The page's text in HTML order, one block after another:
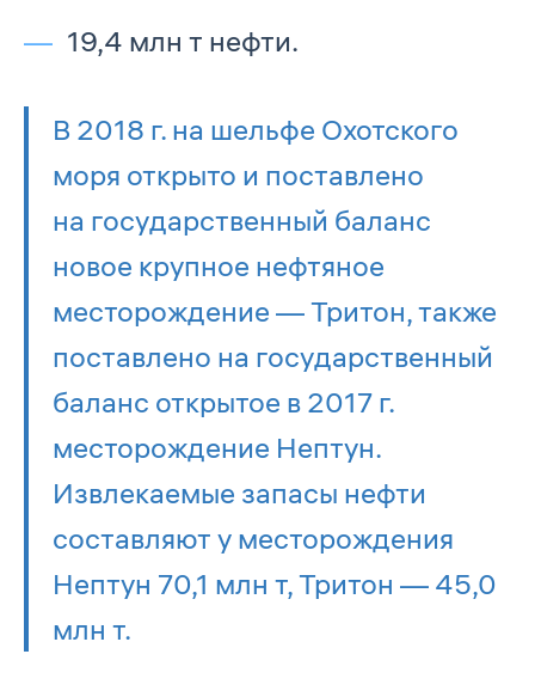
19,4 млн т нефти.
В 2018 г. на шельфе Охотского
моря открыто и поставлено
на государственный баланс
новое крупное нефтяное
месторождение — Тритон, также
поставлено на государственный
баланс открытое в 2017 г.
месторождение Нептун.
Извлекаемые запасы нефти
составляют у месторождения
Нептун 70,1 млн т, Тритон — 45,0
млн т.